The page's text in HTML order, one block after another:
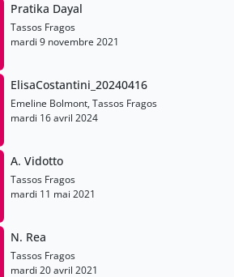
Pratika Dayal
Tassos Fragos
mardi 9 novembre 2021
ElisaCostantini_20240416
Emeline Bolmont, Tassos Fragos
mardi 16 avril 2024
A. Vidotto
Tassos Fragos
mardi 11 mai 2021
N. Rea
Tassos Fragos
mardi 20 avril 2021